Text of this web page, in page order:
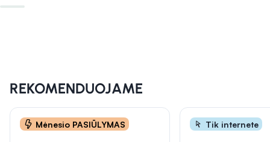
REKOMENDUOJAME
Mėnesio PASIŪLYMAS Tik internete